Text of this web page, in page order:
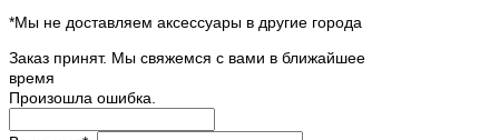
*Мы не доставляем аксессуары в другие города
Заказ принят. Мы свяжемся с вами в ближайшее
время
Произошла ошибка.